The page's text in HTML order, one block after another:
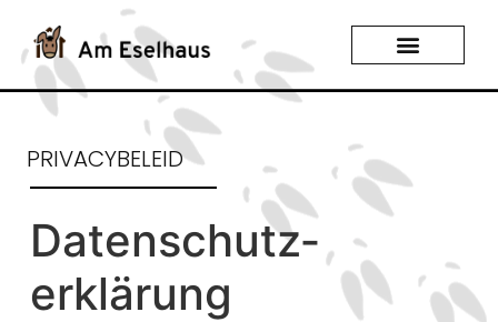
PRIVACYBELEID
Datenschutz­
erklärung